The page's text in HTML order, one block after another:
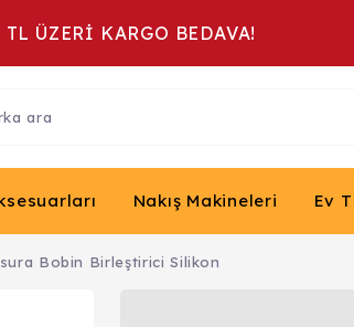
TL ÜZERİ KARGO BEDAVA!
Nakış Makineleri Ev
Bobin Birleştirici Silikon